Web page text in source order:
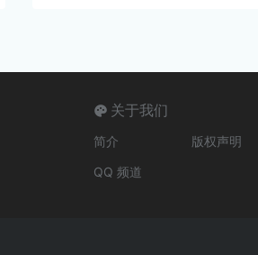
关于我们
简介
版权声明
QQ 频道